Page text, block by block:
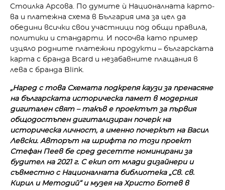
Стоилка Арсова. По думите ѝ Националната карто­
ва и платежна схема в България има за цел да
обедини всички свои участници под общи пра­вила,
политики и стандарти. И посочва като пример
изцяло родните платежни продукти – българската
карта с бранда Bcard и незабавните плащания в
лева с бранда Blink.
„Наред с това Схемата подкре­пя каузи за пренасяне
на бъл­гарската историческа памет в модерния
дигитален свят – такъв е проектът за първия
общодостъпен дигитализиран почерк на
историческа личност, а именно почеркът на Васил
Левски. Авторът на шрифта по този проект
Стефан Пеев бе сред десетте номинирани за
будител на 2021 г. С екип от млади дизайнери и
съвместно с Националната библиотека „Св. св.
Кирил и Методий“ и музея на Христо Ботев в